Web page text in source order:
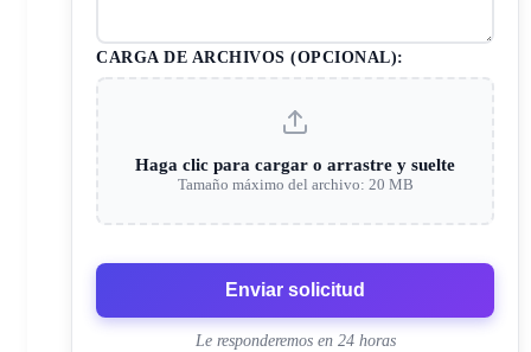
CARGA DE ARCHIVOS (OPCIONAL):
Haga clic para cargar o arrastre y suelte
Tamaño máximo del archivo: 20 MB
Enviar solicitud
Le responderemos en 24 horas